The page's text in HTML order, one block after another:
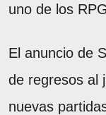
uno de los
El anuncio de
de regresos al
nuevas